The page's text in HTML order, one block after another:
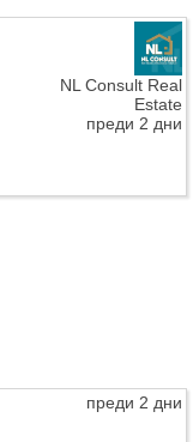
NL Consult Real
Estate
преди 2 дни
преди 2 дни